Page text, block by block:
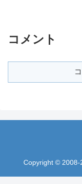
コメント
Copyright © 2008-